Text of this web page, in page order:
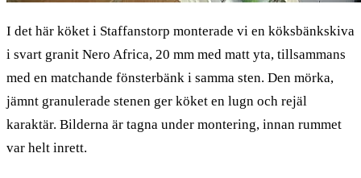
I det här köket i Staffanstorp monterade vi en köksbänkskiva
i svart granit Nero Africa, 20 mm med matt yta, tillsammans
med en matchande fönsterbänk i samma sten. Den mörka,
jämnt granulerade stenen ger köket en lugn och rejäl
karaktär. Bilderna är tagna under montering, innan rummet
var helt inrett.